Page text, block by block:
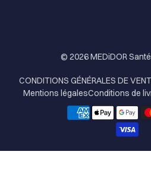
© 2026MEDiDOR
CONDITIONS GÉNÉRALES DE
Mentions légalesConditions de